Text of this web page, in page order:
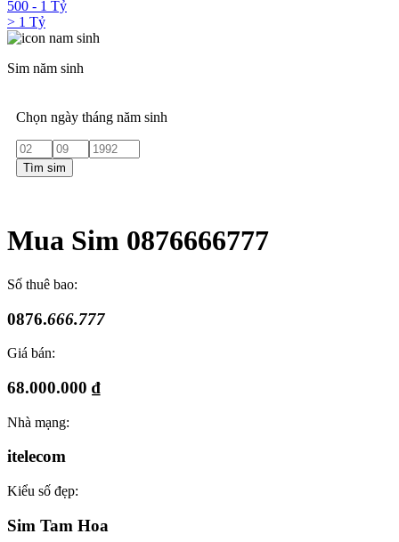
500 - 1 Tỷ
> 1 Tỷ
Sim năm sinh
Chọn ngày tháng năm sinh
Tìm sim
Mua Sim 0876666777
Số thuê bao:
0876.666.777
Giá bán:
68.000.000 ₫
Nhà mạng:
itelecom
Kiểu số đẹp:
Sim Tam Hoa